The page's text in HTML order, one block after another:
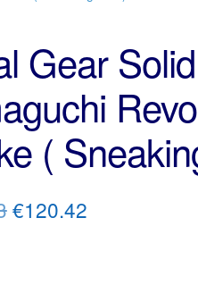
Gear
(
Ursprünglicher
€120.42Aktueller